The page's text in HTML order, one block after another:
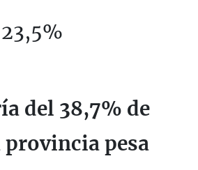
del 38,7% de
provincia pesa